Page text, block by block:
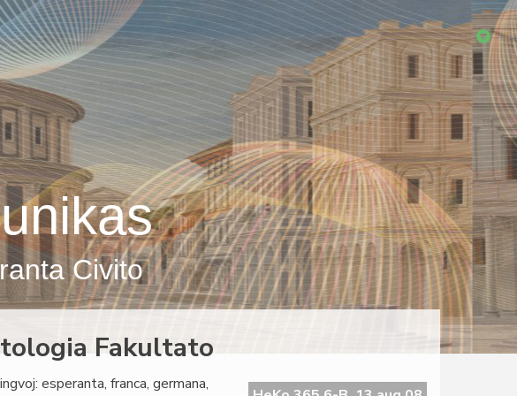
Civito
Fakultato
esperanta, franca, germana,